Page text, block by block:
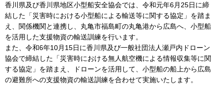
香川県及び香川県地区小型船安全協会では、令和元年6月25日に締
結した「災害時における小型船による輸送等に関する協定」を踏ま
え、関係機関と連携し、丸亀市福島町の丸亀港から広島へ、小型船
を活用した支援物資の輸送訓練を行います。
また、令和6年10月15日に香川県及び一般社団法人瀬戸内ドローン
協会で締結した「災害時における無人航空機による情報収集等に関
する協定」を踏まえ、ドローンを活用して、小型船の船上から広島
の避難所への支援物資の輸送訓練を合わせて実施いたします。